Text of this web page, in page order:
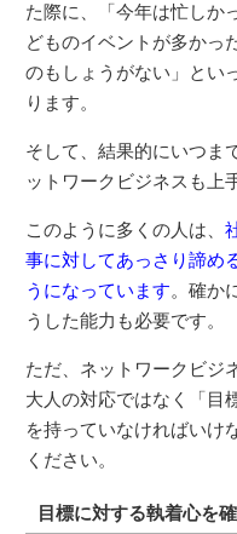
た際に、「今年は忙しか
どものイベントが多かっ
のもしょうがない」とい
ります。
そして、結果的にいつま
ットワークビジネスも上
このように多くの人は、
事に対してあっさり諦め
うになっています。確か
うした能力も必要です。
ただ、ネットワークビジ
大人の対応ではなく「目
を持っていなければいけ
ください。
目標に対する執着心を